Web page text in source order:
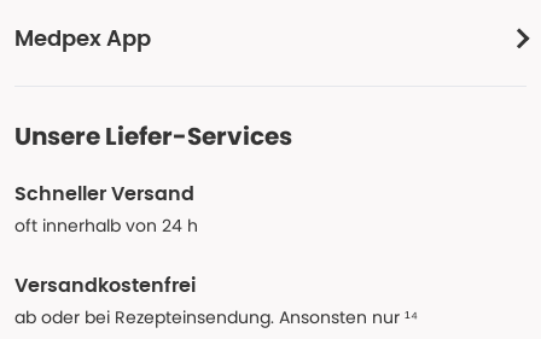
Medpex App
Unsere Liefer-Services
Schneller Versand
oft innerhalb von 24 h
Versandkostenfrei
ab oder bei Rezepteinsendung. Ansonsten nur ¹⁴